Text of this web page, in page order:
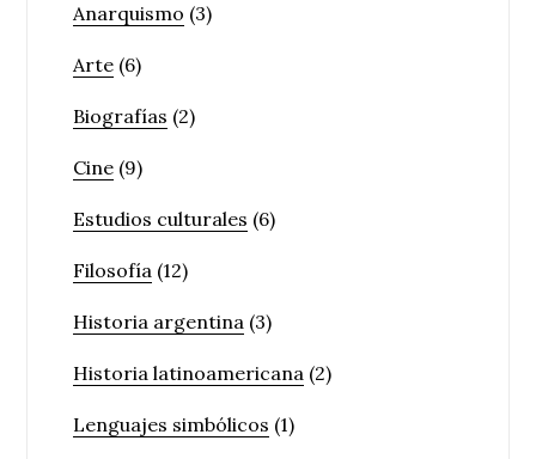
Anarquismo (3)
Arte (6)
Biografías (2)
Cine (9)
Estudios culturales (6)
Filosofía (12)
Historia argentina (3)
Historia latinoamericana (2)
Lenguajes simbólicos (1)